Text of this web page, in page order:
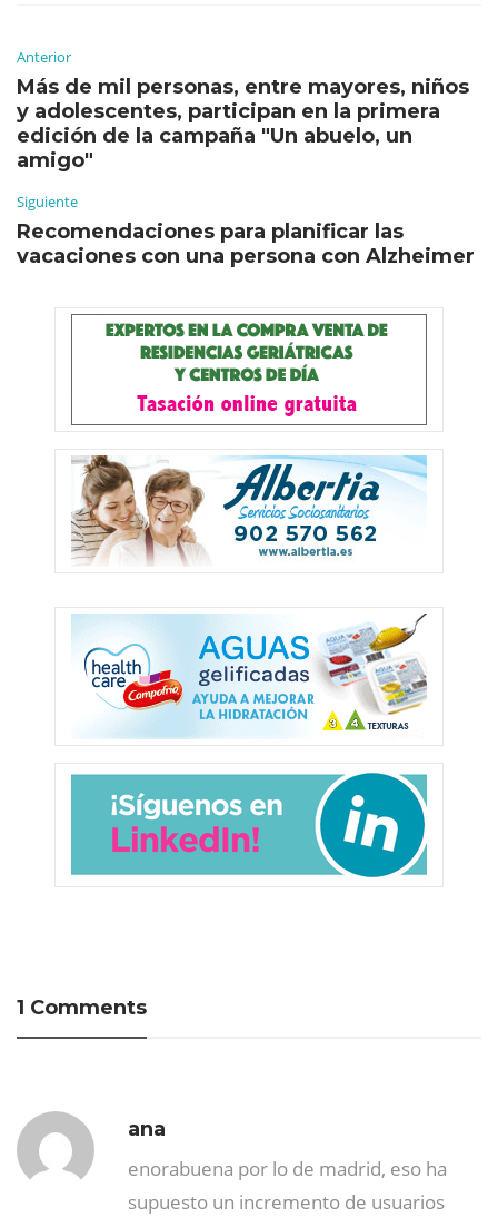
Anterior
Más de mil personas, entre mayores, niños
y adolescentes, participan en la primera
edición de la campaña "Un abuelo, un
amigo"
Siguiente
Recomendaciones para planificar las
vacaciones con una persona con Alzheimer
1 Comments
ana
enorabuena por lo de madrid, eso ha
supuesto un incremento de usuarios